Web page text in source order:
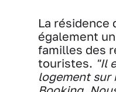
La résidence
également
familles des
touristes. "Il
logement sur